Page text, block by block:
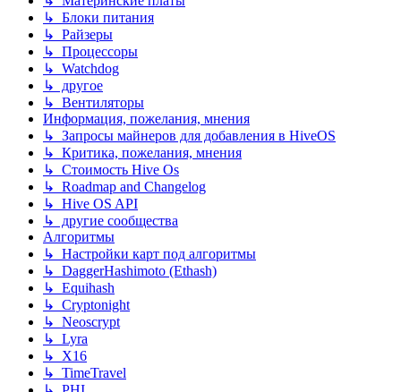
↳ Блоки питания
↳ Райзеры
↳ Процессоры
↳ Watchdog
↳ другое
↳ Вентиляторы
Информация, пожелания, мнения
↳ Запросы майнеров для добавления в HiveOS
↳ Критика, пожелания, мнения
↳ Стоимость Hive Os
↳ Roadmap and Changelog
↳ Hive OS API
↳ другие сообщества
Алгоритмы
↳ Настройки карт под алгоритмы
↳ DaggerHashimoto (Ethash)
↳ Equihash
↳ Cryptonight
↳ Neoscrypt
↳ Lyra
↳ X16
↳ TimeTravel